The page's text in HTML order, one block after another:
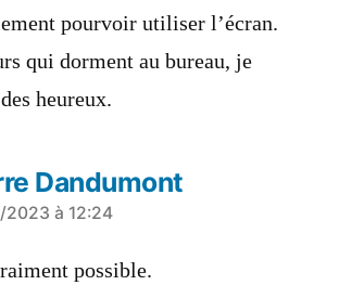
pourvoir utiliser l’écran.
qui dorment au bureau, je
heureux.
Dandumont
2023 à 12:24
possible.